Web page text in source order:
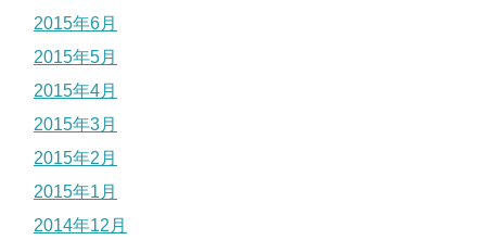
2015年6月
2015年5月
2015年4月
2015年3月
2015年2月
2015年1月
2014年12月